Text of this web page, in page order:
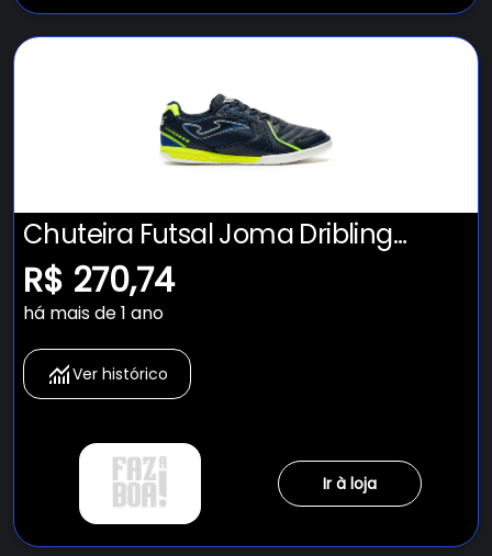
Chuteira Futsal Joma Dribling
Adulto
R$ 270,74
há mais de 1 ano
Ver histórico
Ir à loja